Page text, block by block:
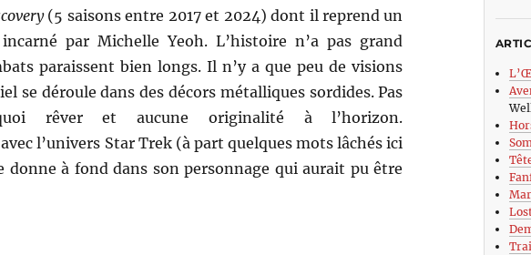
(5 saisons entre 2017 et 2024) dont il reprend un
par Michelle Yeoh. L’histoire n’a pas grand
paraissent bien longs. Il n’y a que peu de visions
se déroule dans des décors métalliques sordides. Pas
rêver et aucune originalité à l’horizon.
l’univers Star Trek (à part quelques mots lâchés ici
à fond dans son personnage qui aurait pu être